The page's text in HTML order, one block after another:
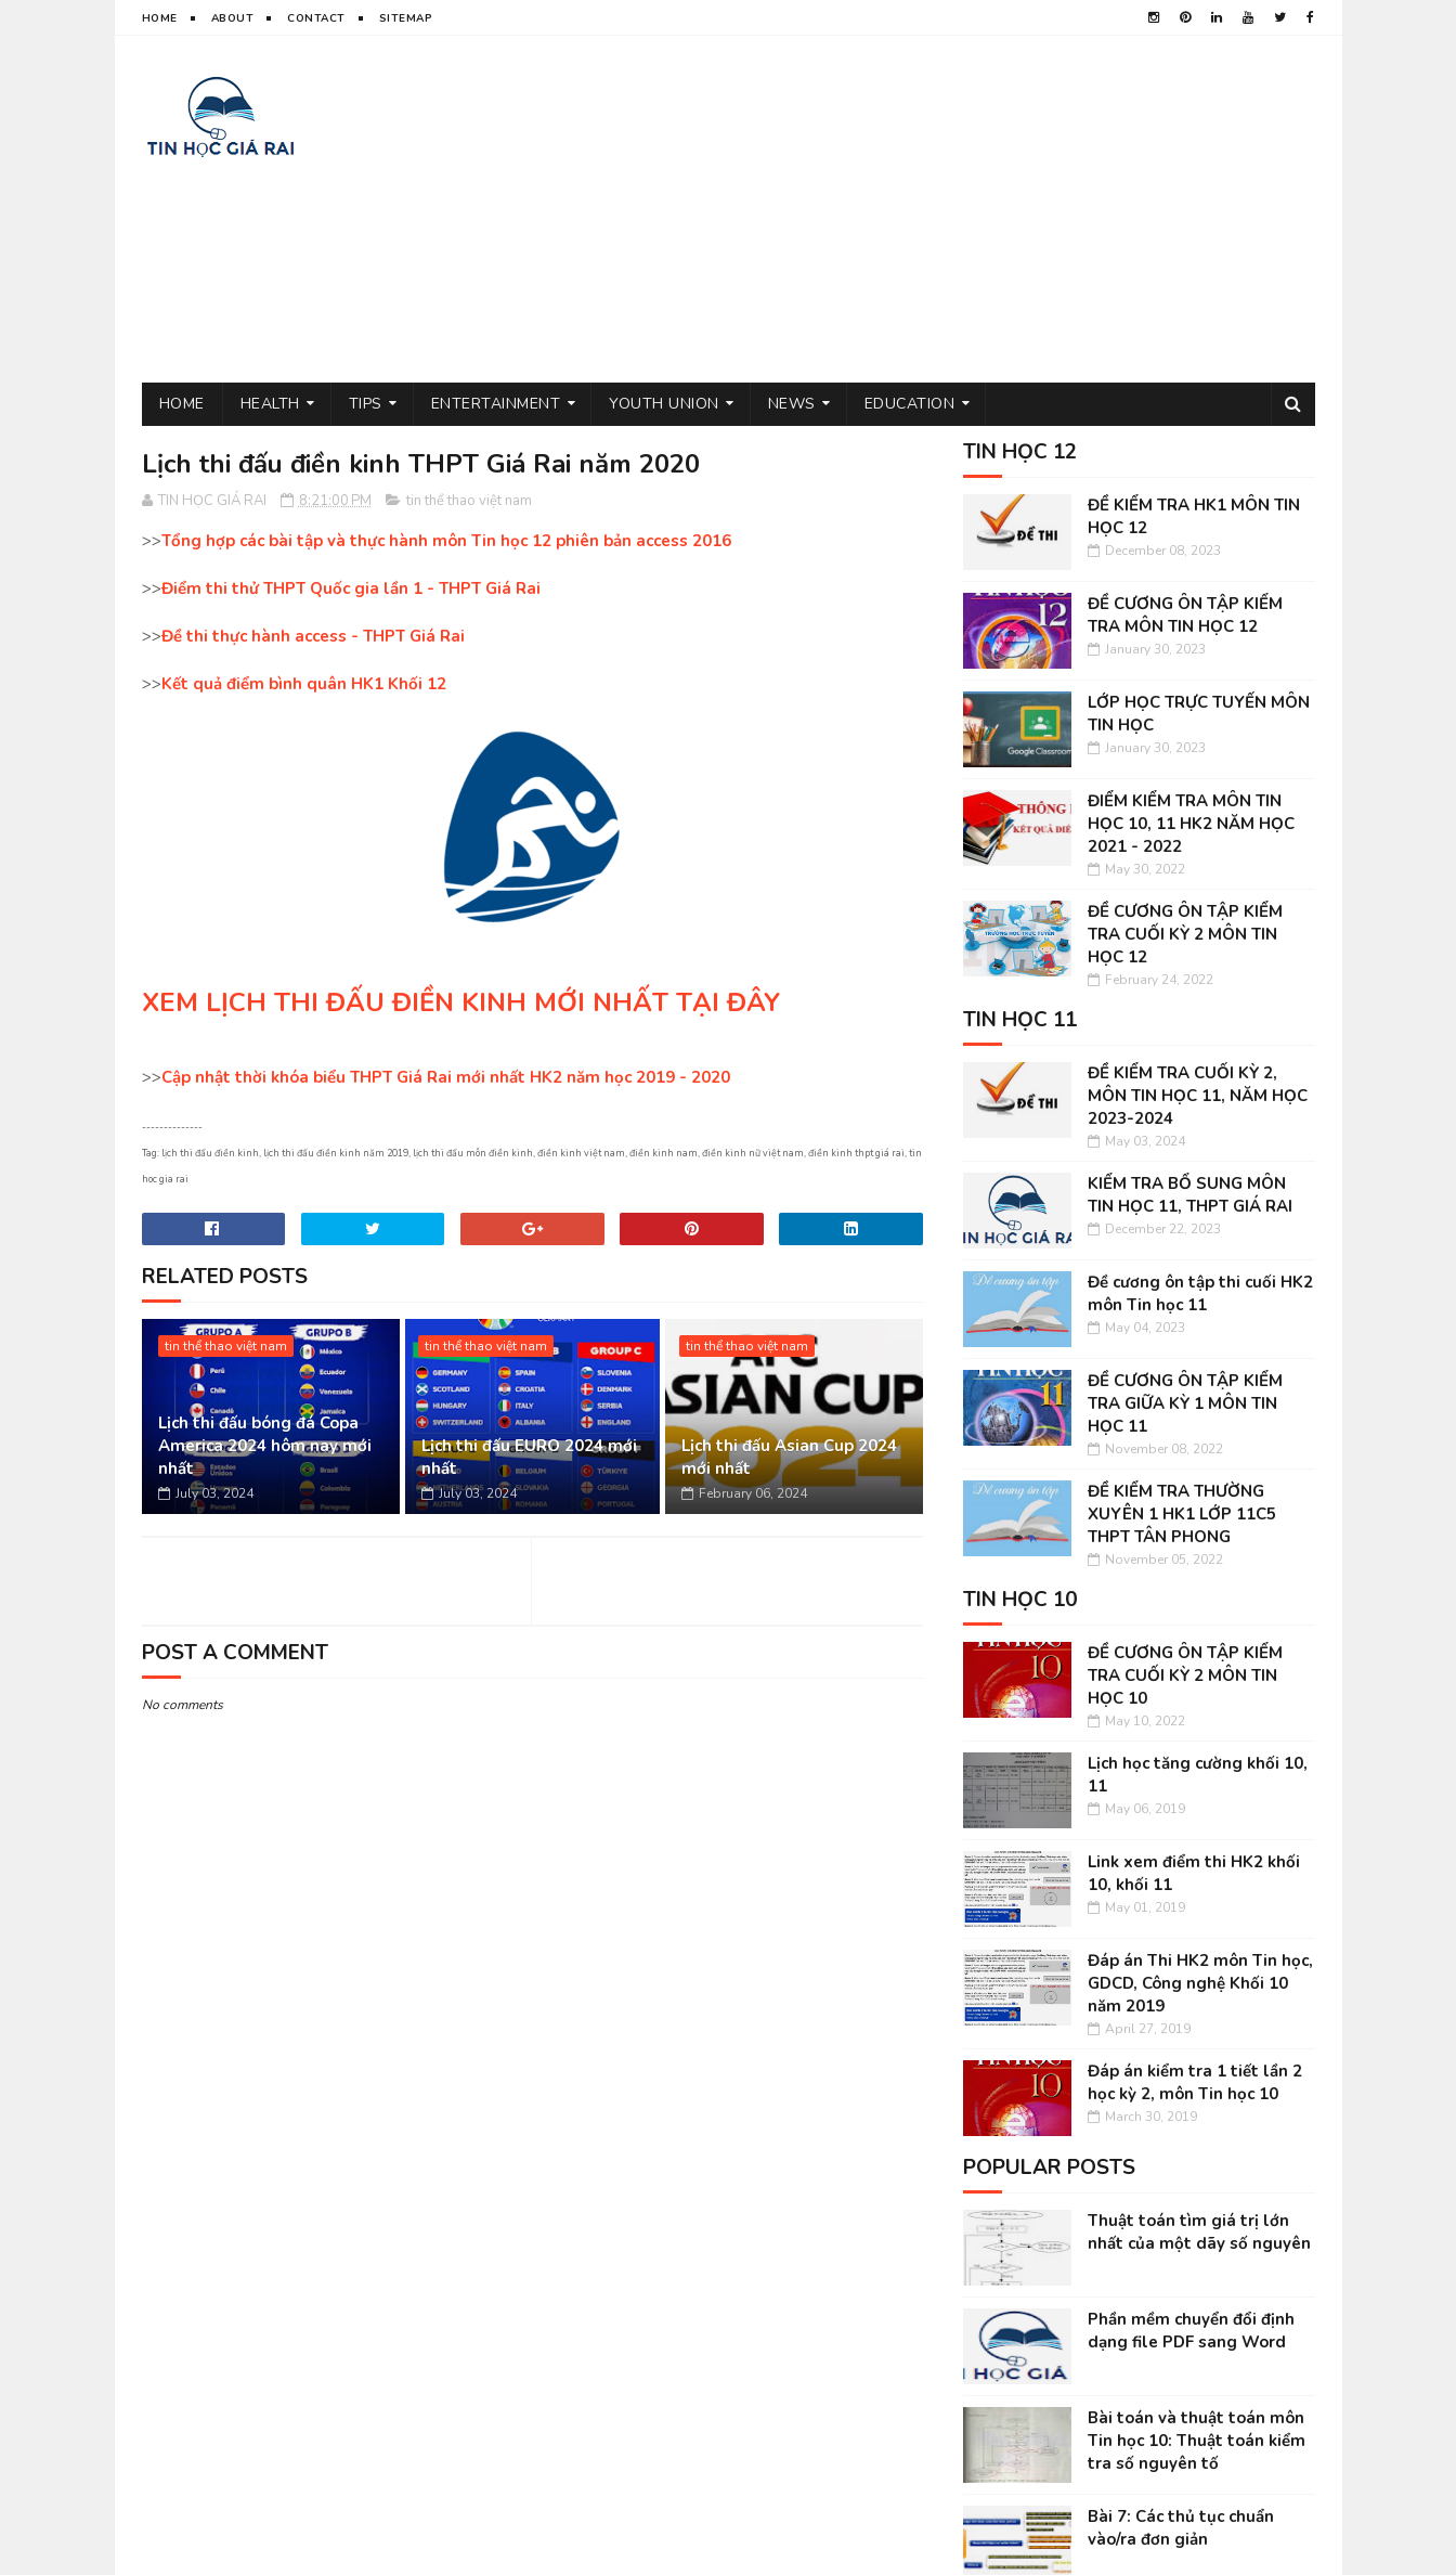
HOME ABOUT CONTACT SITEMAP
HOME HEALTH TIPS ENTERTAINMENT YOUTH UNION NEWS EDUCATION
Lịch thi đấu điền kinh THPT Giá Rai năm 2020
TIN HỌC GIÁ RAI 8:21:00 PM tin thể thao việt nam
>>Tổng hợp các bài tập và thực hành môn Tin học 12 phiên bản access 2016
>>Điểm thi thử THPT Quốc gia lần 1 - THPT Giá Rai
>>Đề thi thực hành access - THPT Giá Rai
>>Kết quả điểm bình quân HK1 Khối 12
XEM LỊCH THI ĐẤU ĐIỀN KINH MỚI NHẤT TẠI ĐÂY
>>Cập nhật thời khóa biểu THPT Giá Rai mới nhất HK2 năm học 2019 - 2020
--------------
Tag: lịch thi đấu điền kinh, lịch thi đấu điền kinh năm 2019, lịch thi đấu môn điền kinh, điền kinh việt nam, điền kinh nam, điền kinh nữ việt nam, điền kinh thpt giá rai, tin
hoc gia rai
RELATED POSTS
tin thể thao việt nam
Lịch thi đấu bóng đá Copa
America 2024 hôm nay mới
nhất
July 03, 2024
tin thể thao việt nam
Lịch thi đấu EURO 2024 mới
nhất
July 03, 2024
tin thể thao việt nam
Lịch thi đấu Asian Cup 2024
mới nhất
February 06, 2024
POST A COMMENT
No comments
TIN HỌC 12
ĐỀ KIỂM TRA HK1 MÔN TIN
HỌC 12
December 08, 2023
ĐỀ CƯƠNG ÔN TẬP KIỂM
TRA MÔN TIN HỌC 12
January 30, 2023
LỚP HỌC TRỰC TUYẾN MÔN
TIN HỌC
January 30, 2023
ĐIỂM KIỂM TRA MÔN TIN
HỌC 10, 11 HK2 NĂM HỌC
2021 - 2022
May 30, 2022
ĐỀ CƯƠNG ÔN TẬP KIỂM
TRA CUỐI KỲ 2 MÔN TIN
HỌC 12
February 24, 2022
TIN HỌC 11
ĐỀ KIỂM TRA CUỐI KỲ 2,
MÔN TIN HỌC 11, NĂM HỌC
2023-2024
May 03, 2024
KIỂM TRA BỔ SUNG MÔN
TIN HỌC 11, THPT GIÁ RAI
December 22, 2023
Đề cương ôn tập thi cuối HK2
môn Tin học 11
May 04, 2023
ĐỀ CƯƠNG ÔN TẬP KIỂM
TRA GIỮA KỲ 1 MÔN TIN
HỌC 11
November 08, 2022
ĐỀ KIỂM TRA THƯỜNG
XUYÊN 1 HK1 LỚP 11C5
THPT TÂN PHONG
November 05, 2022
TIN HỌC 10
ĐỀ CƯƠNG ÔN TẬP KIỂM
TRA CUỐI KỲ 2 MÔN TIN
HỌC 10
May 10, 2022
Lịch học tăng cường khối 10,
11
May 06, 2019
Link xem điểm thi HK2 khối
10, khối 11
May 01, 2019
Đáp án Thi HK2 môn Tin học,
GDCD, Công nghệ Khối 10
năm 2019
April 27, 2019
Đáp án kiểm tra 1 tiết lần 2
học kỳ 2, môn Tin học 10
March 30, 2019
POPULAR POSTS
Thuật toán tìm giá trị lớn
nhất của một dãy số nguyên
Phần mềm chuyển đổi định
dạng file PDF sang Word
Bài toán và thuật toán môn
Tin học 10: Thuật toán kiểm
tra số nguyên tố
Bài 7: Các thủ tục chuẩn
vào/ra đơn giản